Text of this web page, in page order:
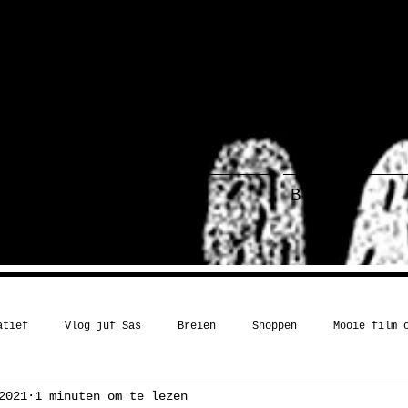
Blog
Vlog juf Sas Breien Shoppen Mooie film
Kerst Boekentip Recept
1 minuten om te lezen